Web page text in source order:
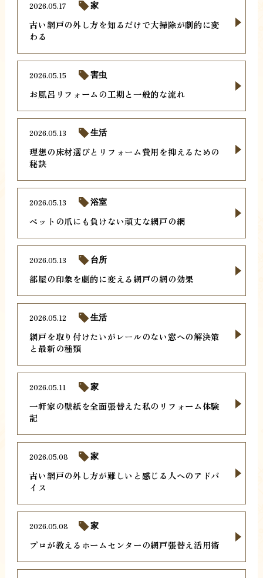
古い網戸の外し方を知るだけで大掃除が劇的に変
わる
2026.05.17 家
お風呂リフォームの工期と一般的な流れ
2026.05.15 害虫
理想の床材選びとリフォーム費用を抑えるための
秘訣
2026.05.13 生活
ペットの爪にも負けない頑丈な網戸の網
2026.05.13 浴室
部屋の印象を劇的に変える網戸の網の効果
2026.05.13 台所
網戸を取り付けたいがレールのない窓への解決策
と最新の種類
2026.05.12 生活
一軒家の壁紙を全面張替えた私のリフォーム体験
記
2026.05.11 家
古い網戸の外し方が難しいと感じる人へのアドバ
イス
2026.05.08 家
プロが教えるホームセンターの網戸張替え活用術
2026.05.08 家